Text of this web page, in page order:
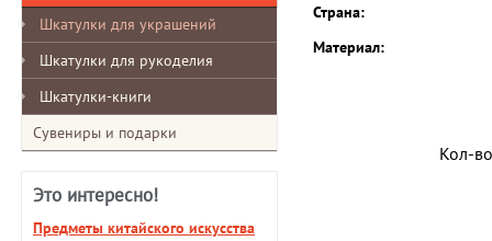
Страна:
Материал:
Кол-
Шкатулки для украшений
Шкатулки для рукоделия
Шкатулки-книги
Сувениры и подарки
Это интересно!
Предметы китайского искусства